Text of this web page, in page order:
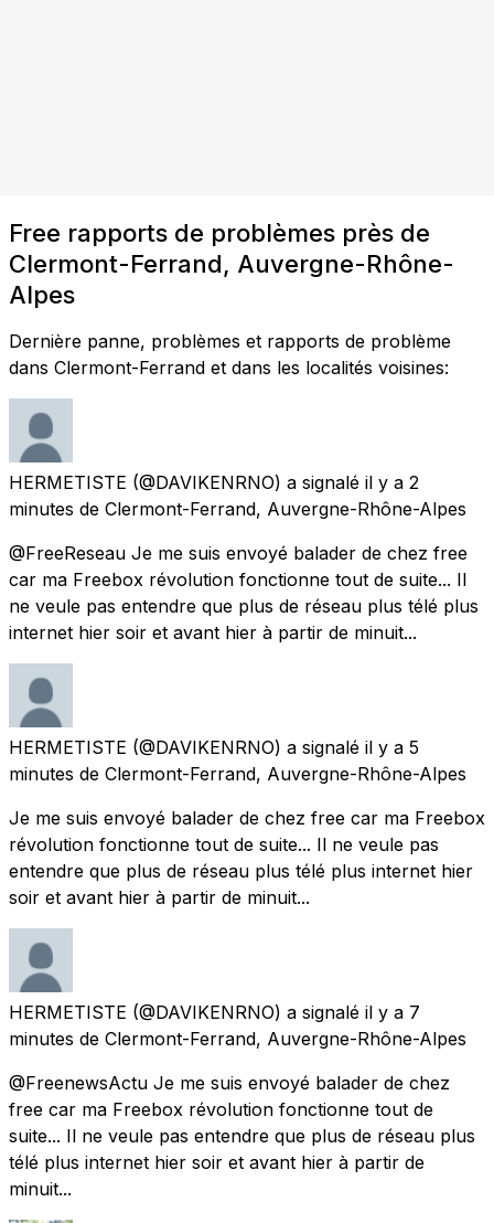
Free rapports de problèmes près de
Clermont-Ferrand, Auvergne-Rhône-
Alpes
Dernière panne, problèmes et rapports de problème
dans Clermont-Ferrand et dans les localités voisines:
HERMETISTE (@DAVIKENRNO) a signalé il y a 2
minutes de Clermont-Ferrand, Auvergne-Rhône-Alpes
@FreeReseau Je me suis envoyé balader de chez free
car ma Freebox révolution fonctionne tout de suite... Il
ne veule pas entendre que plus de réseau plus télé plus
internet hier soir et avant hier à partir de minuit...
HERMETISTE (@DAVIKENRNO) a signalé il y a 5
minutes de Clermont-Ferrand, Auvergne-Rhône-Alpes
Je me suis envoyé balader de chez free car ma Freebox
révolution fonctionne tout de suite... Il ne veule pas
entendre que plus de réseau plus télé plus internet hier
soir et avant hier à partir de minuit...
HERMETISTE (@DAVIKENRNO) a signalé il y a 7
minutes de Clermont-Ferrand, Auvergne-Rhône-Alpes
@FreenewsActu Je me suis envoyé balader de chez
free car ma Freebox révolution fonctionne tout de
suite... Il ne veule pas entendre que plus de réseau plus
télé plus internet hier soir et avant hier à partir de
minuit...